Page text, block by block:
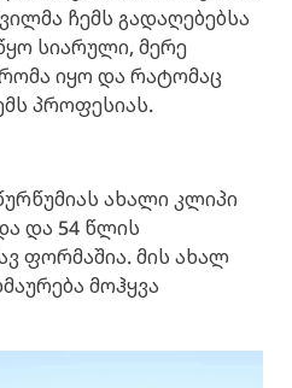
ჩემს გადაღებებსა
სიარული, მერე
იყო და რატომაც
პროფესიას.
ახალი კლიპი
და 54 წლის
ფორმაშია. მის ახალ
მოჰყვა